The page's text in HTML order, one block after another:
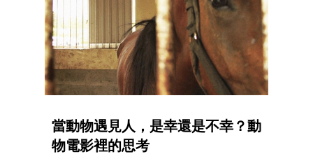
當動物遇見人，是幸還是不幸？動
物電影裡的思考